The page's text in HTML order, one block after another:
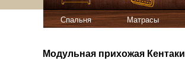
Спальня Матрасы
Модульная прихожая Кентаки